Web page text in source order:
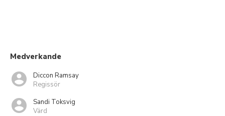
Medverkande
Diccon Ramsay
Regissör
Sandi Toksvig
Värd